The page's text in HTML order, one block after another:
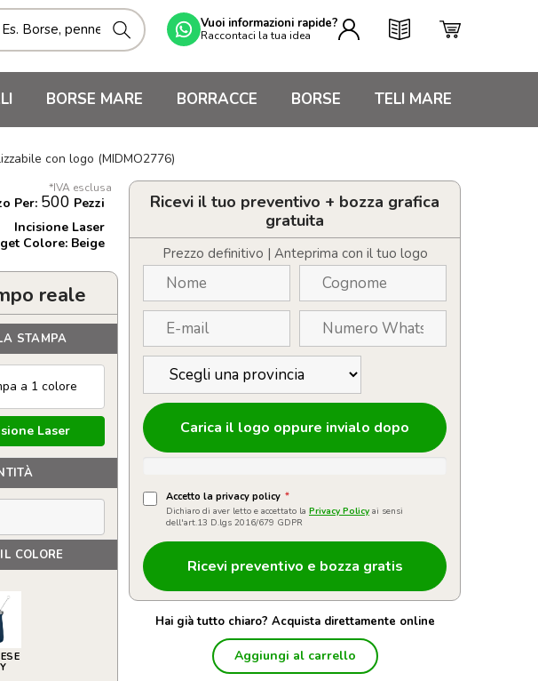
Vuoi informazioni rapide?
Raccontaci la tua idea
BORSE MARE BORRACCE BORSE TELI MARE
con logo (MIDMO2776)
*IVA esclusa
Per: 500 Pezzi
Incisione Laser
Colore: Beige
reale
STAMPA
a 1 colore
Laser
COLORE
Ricevi il tuo preventivo + bozza grafica
gratuita
Prezzo definitivo | Anteprima con il tuo logo
Carica il logo oppure invialo dopo
Accetto la privacy policy *
Dichiaro di aver letto e accettato la Privacy Policy ai sensi
dell'art.13 D.lgs 2016/679 GDPR
Hai già tutto chiaro? Acquista direttamente online
Aggiungi al carrello